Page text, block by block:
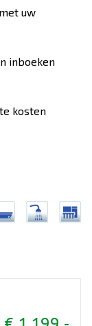
uw
inboeken
kosten